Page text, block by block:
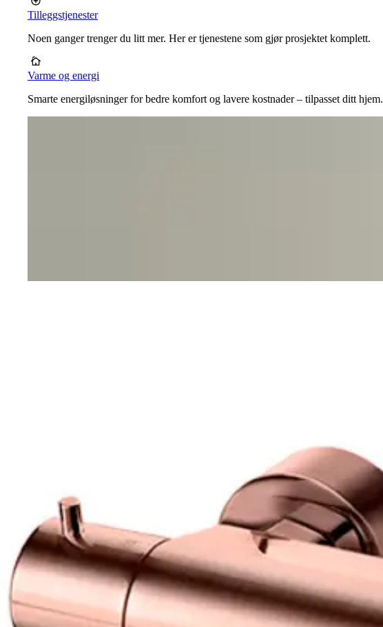
Tilleggstjenester
Noen ganger trenger du litt mer. Her er tjenestene som gjør prosjektet komplett.
Varme og energi
Smarte energiløsninger for bedre komfort og lavere kostnader – tilpasset ditt hjem.